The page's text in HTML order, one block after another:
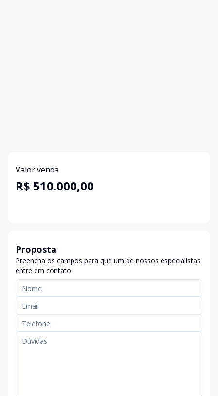
Valor venda
R$ 510.000,00
Proposta
Preencha os campos para que um de nossos especialistas
entre em contato